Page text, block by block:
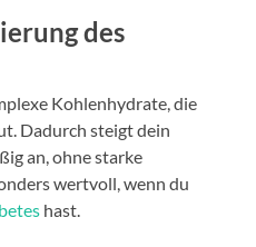
des
Kohlenhydrate, die
Dadurch steigt dein
an, ohne starke
wertvoll, wenn du
hast.